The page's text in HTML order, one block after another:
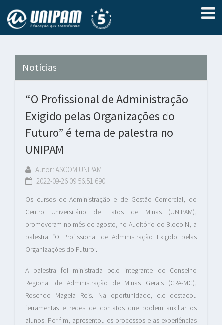
Notícias
“O Profissional de Administração
Exigido pelas Organizações do
Futuro” é tema de palestra no
UNIPAM
Autor: ASCOM UNIPAM
2022-09-26 09:56:51.690
Os cursos de Administração e de Gestão Comercial, do
Centro Universitário de Patos de Minas (UNIPAM),
promoveram no mês de agosto, no Auditório do Bloco N, a
palestra “O Profissional de Administração Exigido pelas
Organizações do Futuro”.
A palestra foi ministrada pelo integrante do Conselho
Regional de Administração de Minas Gerais (CRA-MG),
Rosendo Magela Reis. Na oportunidade, ele destacou
ferramentas e redes de contatos que podem auxiliar os
alunos. Por fim, apresentou os processos e as experiências